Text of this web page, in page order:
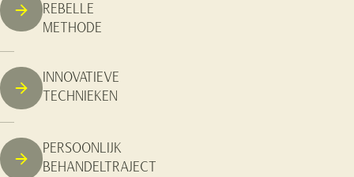
REBELLE
METHODE
INNOVATIEVE
TECHNIEKEN
PERSOONLIJK
BEHANDELTRAJECT